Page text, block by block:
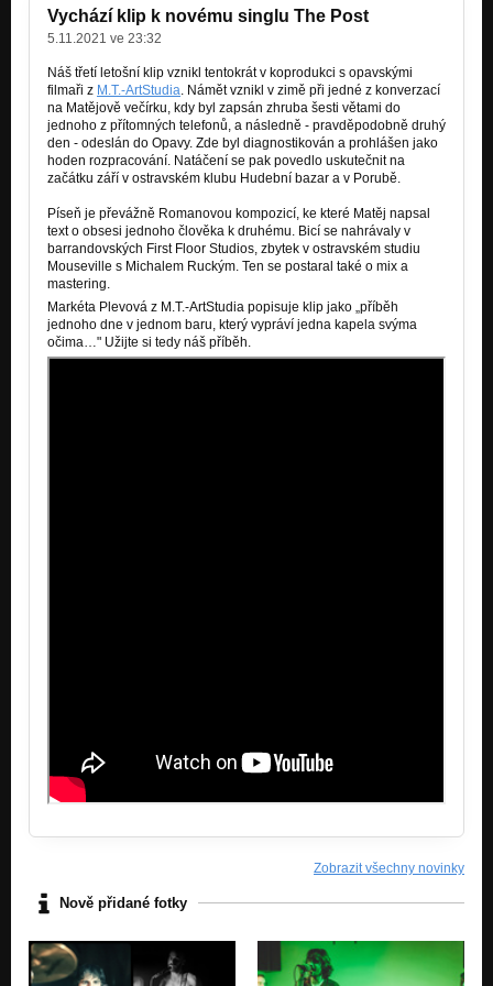
Into the Wild
Blacklist 1
Temporary Thing B-sides
I Don't Even Try
Temporary Thing B-sides
Everything You Offer is Stupid
Temporary Thing B-sides
A Hundred Years Ago
Temporary Thing B-sides
Know Know Know
Temporary Thing
Vychází klip k novému singlu The Post
5.11.2021 ve 23:32
Náš třetí letošní klip vznikl tentokrát v koprodukci s opavskými
filmaři z M.T.-ArtStudia . Námět vznikl v zimě při jedné z konverzací
na Matějově večírku, kdy byl zapsán zhruba šesti větami do
jednoho z přítomných telefonů, a následně - pravděpodobně druhý
den - odeslán do Opavy. Zde byl diagnostikován a prohlášen jako
hoden rozpracování. Natáčení se pak povedlo uskutečnit na
začátku září v ostravském klubu Hudební bazar a v Porubě.
Píseň je převážně Romanovou kompozicí, ke které Matěj napsal
texto obsesi jednoho člověka k druhému . Bicí se nahrávaly v
barrandovských First Floor Studios, zbytek v ostravském studiu
Mouseville s Michalem Ruckým. Ten se postaral také o mix a
mastering.
Markéta Plevová z M.T.-ArtStudia popisuje klip jako „příběh
jednoho dne v jednom baru, který vypráví jedna kapela svýma
očima…" Užijte si tedy náš příběh.
Zobrazit všechny novinky
Nově přidané fotky